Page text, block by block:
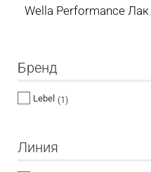
Wella Performance
Бренд
Lebel (1)
Линия